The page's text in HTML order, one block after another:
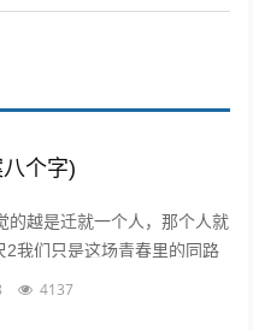
个字)
的越是迁就一个人，那个人就
2我们只是这场青春里的同路
过这一段时光3不属于我的东
4137